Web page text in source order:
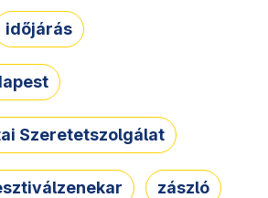
időjárás
Szeretetszolgálat
zászló